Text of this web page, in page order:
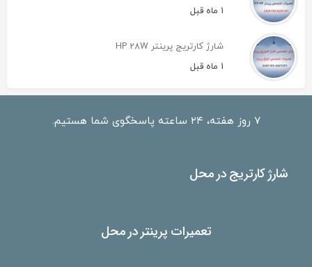
1 ماه قبل
شارژ کارتریج پرینتر HP 28W
1 ماه قبل
۷ روز هفته، ۲۴ ساعته پاسخگوی شما هستیم.
شارژ کارتریج در محل
تعمیرات پرینتر در محل